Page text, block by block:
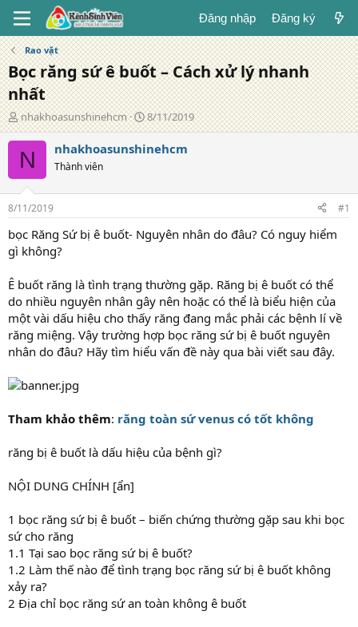
Đăng nhập Đăng ký
Rao vặt
Bọc răng sứ ê buốt – Cách xử lý nhanh
nhất
T
á
c
g
ả
nhakhoasunshinehcm
N
g
à
g
8/11/2019
N nhakhoasunshinehcm
Thành viên
8/11/2019 #1
bọc Răng Sứ bị ê buốt- Nguyên nhân do đâu? Có nguy hiểm
gì không?
Ê buốt răng là tình trạng thường gặp. Răng bị ê buốt có thể
do nhiều nguyên nhân gây nên hoặc có thể là biểu hiện của
một vài dấu hiệu cho thấy răng đang mắc phải các bệnh lí về
răng miệng. Vậy trường hợp bọc răng sứ bị ê buốt nguyên
nhân do đâu? Hãy tìm hiểu vấn đề này qua bài viết sau đây.
Tham khảo thêm: răng toàn sứ venus có tốt không
răng bị ê buốt là dấu hiệu của bệnh gì?
NỘI DUNG CHÍNH [ẩn]
1 bọc răng sứ bị ê buốt – biến chứng thường gặp sau khi bọc
sứ cho răng
1.1 Tại sao bọc răng sứ bị ê buốt?
1.2 Làm thế nào để tình trạng bọc răng sứ bị ê buốt không
xảy ra?
2 Địa chỉ bọc răng sứ an toàn không ê buốt